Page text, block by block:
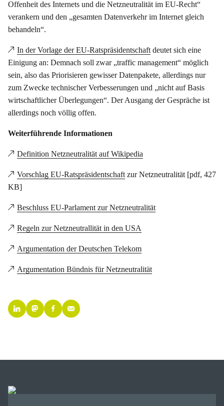
Offenheit des Internets und die Netzneutralität im EU-Recht“
verankern und den „gesamten Datenverkehr im Internet gleich
behandeln“.
In der Vorlage der EU-Ratspräsidentschaft deutet sich eine
Einigung an: Demnach soll zwar „traffic management“ möglich
sein, also das Priorisieren gewisser Datenpakete, allerdings nur
zum Zwecke technischer Verbesserungen und „nicht auf Basis
wirtschaftlicher Überlegungen“. Der Ausgang der Gespräche ist
allerdings noch völlig offen.
Weiterführende Informationen
Definition Netzneutralität auf Wikipedia
Vorschlag EU-Ratspräsidentschaft zur Netzneutralität [pdf, 427
KB]
Beschluss EU-Parlament zur Netzneutralität
Regeln zur Netzneutrallität in den USA
Argumentation der Deutschen Telekom
Argumentation Bündnis für Netzneutralität